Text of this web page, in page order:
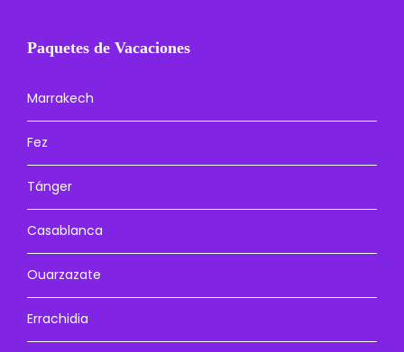
Paquetes de Vacaciones
Marrakech
Fez
Tánger
Casablanca
Ouarzazate
Errachidia